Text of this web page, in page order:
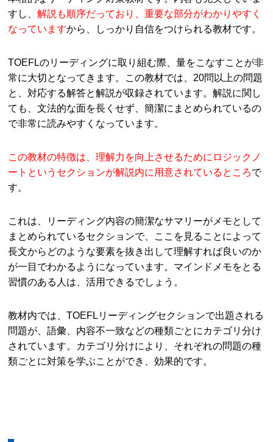
すし、解説も順序だっており、重要な部分がわかりやすく
なっていますから、しっかり自信をつけられる教材です。
TOEFLのリーディングに取り組む際、量をこなすことが非
常に大切となってきます。この教材では、20問以上の問題
と、対応する解答と解説が収録されています。解説に関し
ても、文法的な面を長くせず、簡潔にまとめられているの
で非常に読みやすくなっています。
この教材の特徴は、理解力を向上させるためにロジックノ
ートというセクションが解説内に用意されているところで
す。
これは、リーディング内容の簡潔なサマリーがメモとして
まとめられているセクションで、ここを見ることによって
長文からどのような要素を抜き出して理解すれば良いのか
が一目でわかるようになっています。マインドメモをとる
習慣のある人は、活用できるでしょう。
教材内では、TOEFLリーディングセクションで出題される
問題が、語彙、内容不一致などの種類ごとにカテゴリ分け
されています。カテゴリ分けにより、それぞれの問題の種
類ごとに対策を学ぶことができ、効果的です。